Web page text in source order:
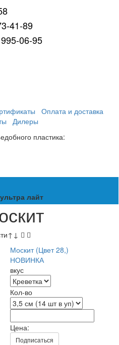
41-89
06-95
Оплата и доставка
Дилеры
пластика:
лайт
↑ ↓
Москит (Цвет 28,)
НОВИНКА
вкус
Кол-во
Цена:
Подписаться